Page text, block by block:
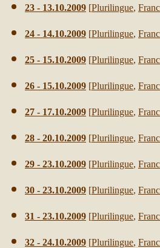
23 - 13.10.2009 [Plurilingue,
24 - 14.10.2009 [Plurilingue,
25 - 15.10.2009 [Plurilingue,
26 - 15.10.2009 [Plurilingue,
27 - 17.10.2009 [Plurilingue,
28 - 20.10.2009 [Plurilingue,
29 - 23.10.2009 [Plurilingue,
30 - 23.10.2009 [Plurilingue,
31 - 23.10.2009 [Plurilingue,
32 - 24.10.2009 [Plurilingue,